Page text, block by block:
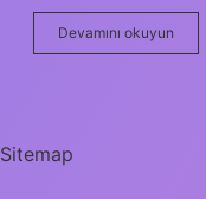
Devamını okuyun
işe
Sitemap